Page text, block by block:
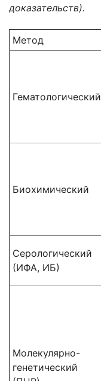
доказательств).
Метод
Гематологический
Биохимический
Серологический
(ИФА, ИБ)
Молекулярно-
генетический